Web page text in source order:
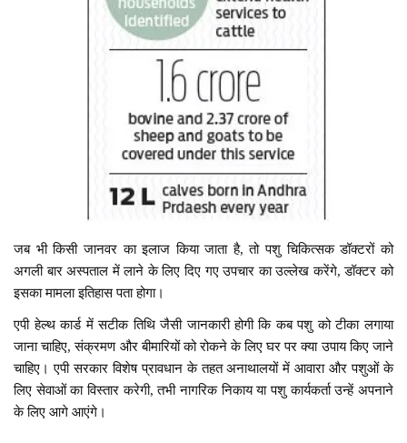
जब भी किसी जानवर का इलाज किया जाता है, तो पशु चिकित्सक डॉक्टरों को
अगली बार अस्पताल में लाने के लिए दिए गए उपचार का उल्लेख करेंगे, डॉक्टर को
इसका मामला इतिहास पता होगा।
एपी हेल्थ कार्ड में सटीक तिथि जैसी जानकारी होगी कि कब पशु को टीका लगाया
जाना चाहिए, संक्रमण और बीमारियों को रोकने के लिए घर पर क्या उपाय किए जाने
चाहिए। एपी सरकार विशेष प्रावधान के तहत अनाथालयों में आवारा और पशुओं के
लिए सेवाओं का विस्तार करेगी, तभी नागरिक निकाय या पशु कार्यकर्ता उन्हें अपनाने
के लिए आगे आएंगे।